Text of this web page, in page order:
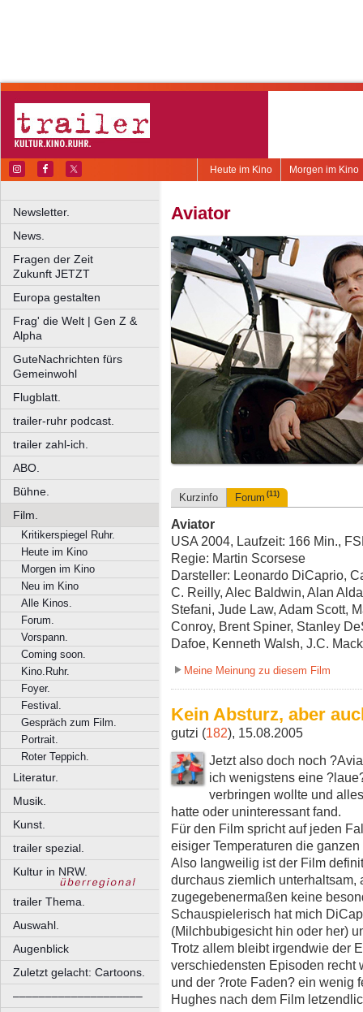
Morgen im Kino
Heute im Kino
Newsletter.
News.
Fragen der Zeit
Zukunft JETZT
Europa gestalten
Frag' die Welt | Gen Z &
Alpha
GuteNachrichten fürs
Gemeinwohl
Flugblatt.
trailer-ruhr podcast.
trailer zahl-ich.
ABO.
Bühne.
Film.
Kritikerspiegel Ruhr.
Heute im Kino
Morgen im Kino
Neu im Kino
Alle Kinos.
Forum.
Vorspann.
Coming soon.
Kino.Ruhr.
Foyer.
Festival.
Gespräch zum Film.
Portrait.
Roter Teppich.
Literatur.
Musik.
Kunst.
trailer spezial.
Kultur in NRW.
trailer Thema.
Auswahl.
Augenblick
Zuletzt gelacht: Cartoons.
––––––––––––––––––––
Aviator
Kurzinfo Forum (11)
Aviator
USA 2004, Laufzeit: 166 Min.,
Regie: Martin Scorsese
Darsteller: Leonardo DiCaprio,
C. Reilly, Alec Baldwin, Alan
Stefani, Jude Law, Adam Scott,
Conroy, Brent Spiner, Stanley
Dafoe, Kenneth Walsh, J.C.
Meine Meinung zu diesem Film
Kein Absturz, aber
gutzi (182), 15.08.2005
Jetzt also doch noch
ich wenigstens eine
verbringen wollte und
hatte oder uninteressant fand.
Für den Film spricht auf jeden
eisiger Temperaturen die
Also langweilig ist der Film
durchaus ziemlich unterhaltsam,
zugegebenermaßen keine
Schauspielerisch hat mich
(Milchbubigesicht hin oder her)
Trotz allem bleibt irgendwie der
verschiedensten Episoden
und der ?rote Faden? ein wenig
Hughes nach dem Film